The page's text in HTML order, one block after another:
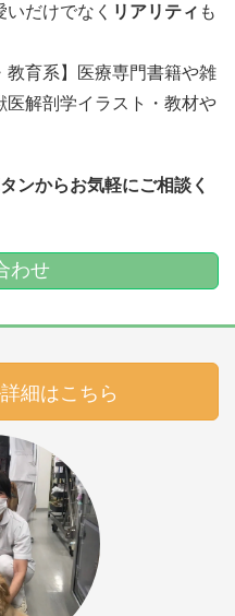
いだけでなく リアリティ も
教育系】医療専門書籍や雑
解剖学イラスト・教材や
ンからお気軽にご相談く
わせ
細はこちら